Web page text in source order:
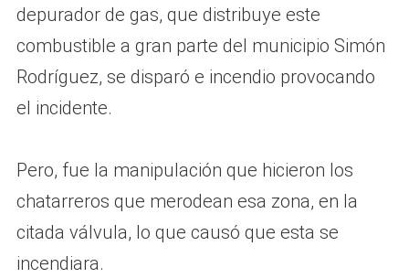
depurador de gas, que distribuye este
combustible a gran parte del municipio Simón
Rodríguez, se disparó e incendio provocando
el incidente.
Pero, fue la manipulación que hicieron los
chatarreros que merodean esa zona, en la
citada válvula, lo que causó que esta se
incendiara.